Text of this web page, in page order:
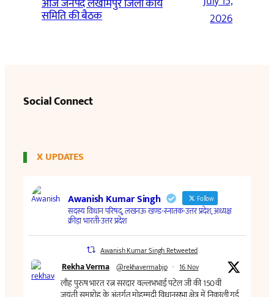
समिति की बैठक
2026
Social Connect
X UPDATES